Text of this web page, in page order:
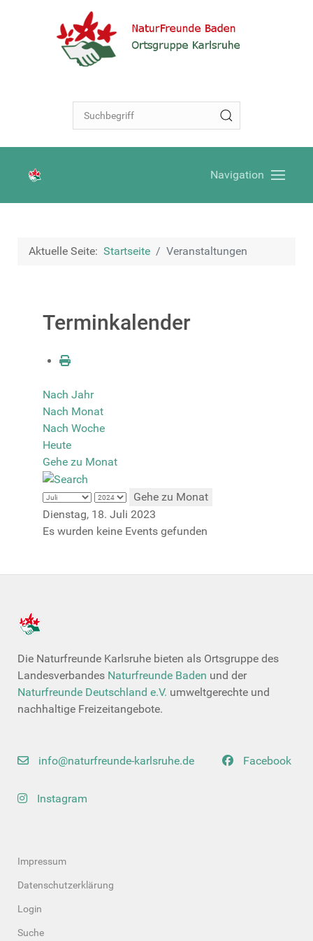
Navigation
Aktuelle Seite: Startseite Veranstaltungen
Terminkalender
Nach Jahr
Nach Monat
Nach Woche
Heute
Gehe zu Monat
Gehe zu Monat
Dienstag, 18. Juli 2023
Es wurden keine Events gefunden
Die Naturfreunde Karlsruhe bieten als Ortsgruppe des
Landesverbandes Naturfreunde Baden und der
Naturfreunde Deutschland e.V. umweltgerechte und
nachhaltige Freizeitangebote.
info@naturfreunde-karlsruhe.de Facebook
Instagram
Impressum
Datenschutzerklärung
Login
Suche